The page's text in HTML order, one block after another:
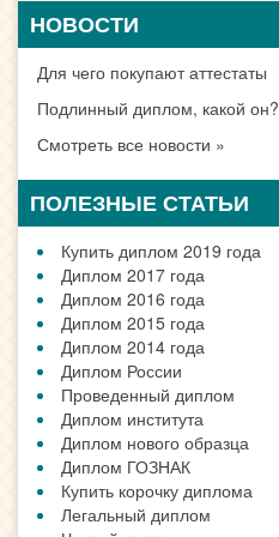
НОВОСТИ
Для чего покупают аттестаты
Подлинный диплом, какой он?
Смотреть все новости »
ПОЛЕЗНЫЕ СТАТЬИ
Купить диплом 2019 года
Диплом 2017 года
Диплом 2016 года
Диплом 2015 года
Диплом 2014 года
Диплом России
Проведенный диплом
Диплом института
Диплом нового образца
Диплом ГОЗНАК
Купить корочку диплома
Легальный диплом